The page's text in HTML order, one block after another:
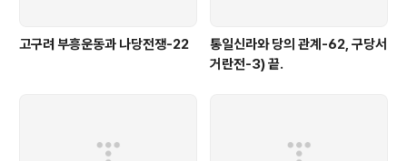
고구려 부흥운동과 나당전쟁-22
통일신라와 당의 관계-62, 구당서
거란전-3) 끝.